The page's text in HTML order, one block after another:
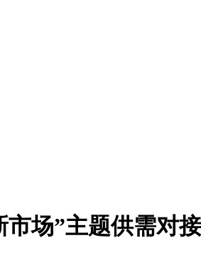
场”主题供需对